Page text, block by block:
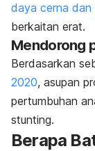
daya cerna dan
berkaitan erat.
Mendorong
Berdasarkan
2020, asupan
pertumbuhan
stunting.
Berapa